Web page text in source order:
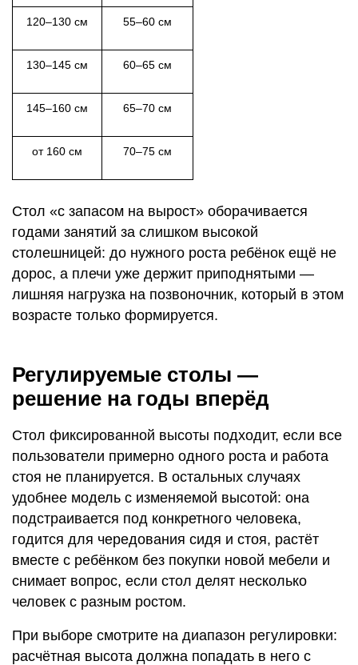
120–130 см 55–60 см
130–145 см 60–65 см
145–160 см 65–70 см
от 160 см 70–75 см
Стол «с запасом на вырост» оборачивается
годами занятий за слишком высокой
столешницей: до нужного роста ребёнок ещё не
дорос, а плечи уже держит приподнятыми —
лишняя нагрузка на позвоночник, который в этом
возрасте только формируется.
Регулируемые столы —
решение на годы вперёд
Стол фиксированной высоты подходит, если все
пользователи примерно одного роста и работа
стоя не планируется. В остальных случаях
удобнее модель с изменяемой высотой: она
подстраивается под конкретного человека,
годится для чередования сидя и стоя, растёт
вместе с ребёнком без покупки новой мебели и
снимает вопрос, если стол делят несколько
человек с разным ростом.
При выборе смотрите на диапазон регулировки:
расчётная высота должна попадать в него с